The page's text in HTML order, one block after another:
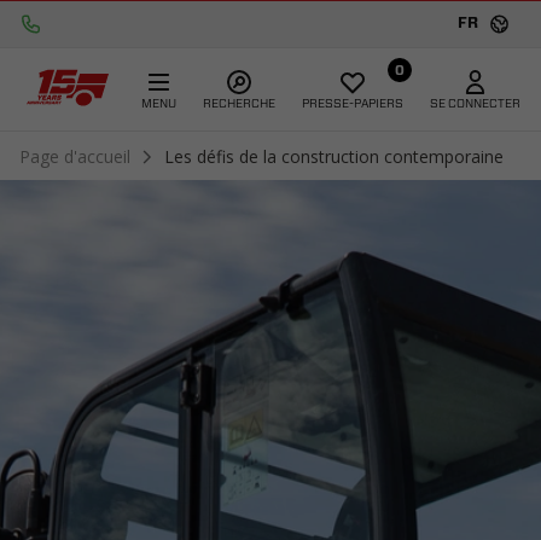
FR
MENU RECHERCHE
0
PRESSE-PAPIERS SE CONNECTER
Page d'accueil Les défis de la construction contemporaine